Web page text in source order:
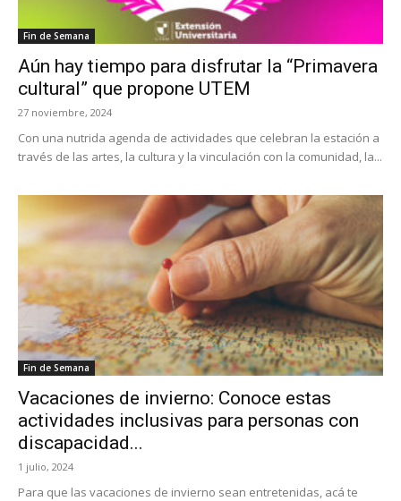
Fin de Semana
Aún hay tiempo para disfrutar la “Primavera
cultural” que propone UTEM
27 noviembre, 2024
Con una nutrida agenda de actividades que celebran la estación a
través de las artes, la cultura y la vinculación con la comunidad, la...
Fin de Semana
Vacaciones de invierno: Conoce estas
actividades inclusivas para personas con
discapacidad...
1 julio, 2024
Para que las vacaciones de invierno sean entretenidas, acá te